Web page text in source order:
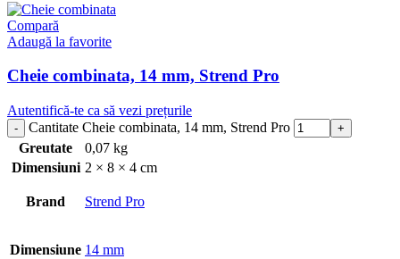
Compară
Adaugă la favorite
Cheie combinata, 14 mm, Strend Pro
Autentifică-te ca să vezi prețurile
Cantitate Cheie combinata, 14 mm, Strend Pro
Greutate
0,07 kg
Dimensiuni 2 × 8 × 4 cm
Brand Strend Pro
Dimensiune 14 mm